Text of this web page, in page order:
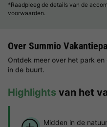
*Raadpleeg de details van de
voorwaarden.
Over Summio
Ontdek meer over het park
in de buurt.
Highlights van het
Midden in de